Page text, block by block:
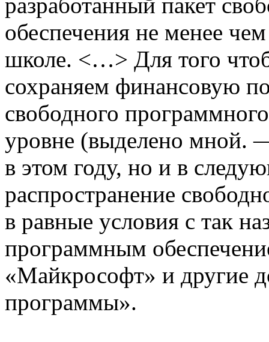
обеспечения не менее
школе. <…> Для того
сохраняем финансовую
свободного
уровне (выделено мной.
в этом году, но и в
распространение
в равные условия с так
программным
«Майкрософт» и другие
программы».